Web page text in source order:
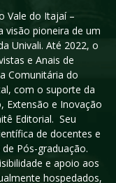
Vale do Itajaí –
visão pioneira de um
Univali. Até 2022, o
e Anais de
Comunitária do
com o suporte da
Extensão e Inovação
Editorial. Seu
de docentes e
Pós-graduação.
e apoio aos
hospedados,